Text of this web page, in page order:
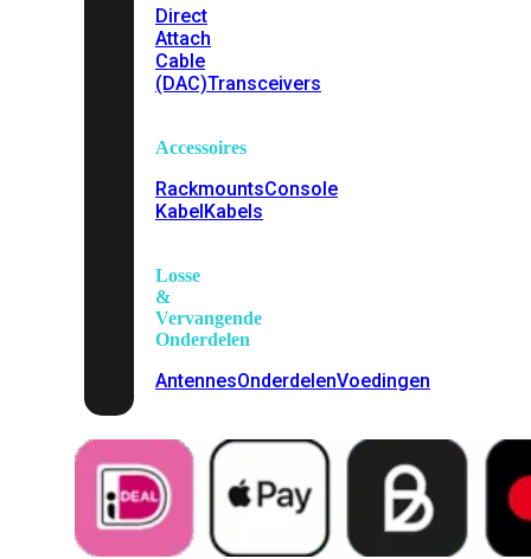
Direct
Attach
Cable
(DAC)Transceivers
Accessoires
RackmountsConsole
KabelKabels
Losse
&
Vervangende
Onderdelen
AntennesOnderdelenVoedingen